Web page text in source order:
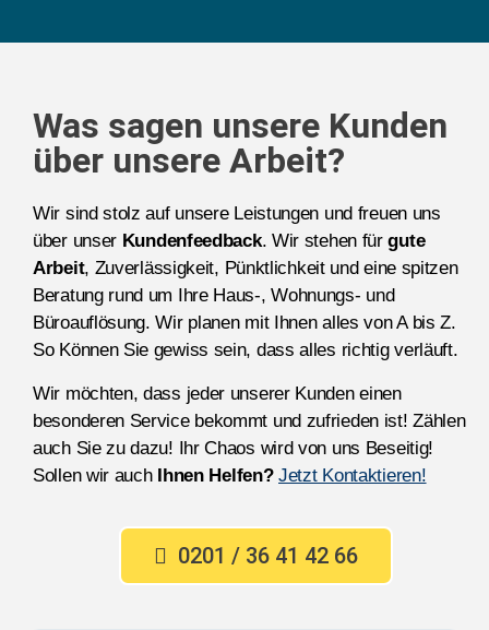
Was sagen unsere Kunden
über unsere Arbeit?
Wir sind stolz auf unsere Leistungen und freuen uns
über unser Kundenfeedback. Wir stehen fürgute
Arbeit, Zuverlässigkeit, Pünktlichkeit und eine spitzen
Beratung rund um Ihre Haus-, Wohnungs- und
Büroauflösung. Wir planen mit Ihnen alles von A bis Z.
So Können Sie gewiss sein, dass alles richtig verläuft.
Wir möchten, dass jeder unserer Kunden einen
besonderen Service bekommt und zufrieden ist! Zählen
auch Sie zu dazu! Ihr Chaos wird von uns Beseitig!
Sollen wir auch Ihnen Helfen? Jetzt Kontaktieren!
0201 / 36 41 42 66